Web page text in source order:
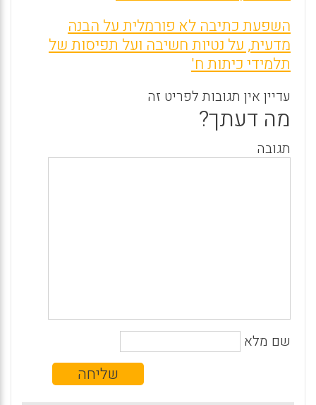
השפעת כתיבה לא פורמלית על הבנה
מדעית, על נטיות חשיבה ועל תפיסות של
תלמידי כיתות ח'
עדיין אין תגובות לפריט זה
מה דעתך?
תגובה
שם מלא